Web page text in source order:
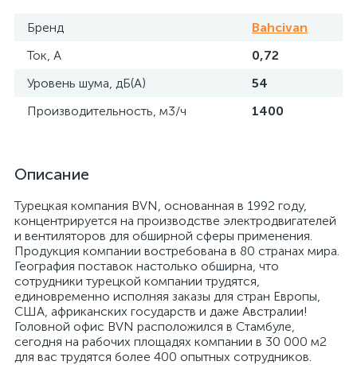
Бренд
Bahcivan
Ток, А
0,72
Уровень шума, дБ(А)
54
Производительность, м3/ч
1400
Описание
Турецкая компания BVN, основанная в 1992 году,
концентрируется на производстве электродвигателей
и вентиляторов для обширной сферы применения.
Продукция компании востребована в 80 странах мира.
География поставок настолько обширна, что
сотрудники турецкой компании трудятся,
единовременно исполняя заказы для стран Европы,
США, африканских государств и даже Австралии!
Головной офис BVN расположился в Стамбуле,
сегодня на рабочих площадях компании в 30 000 м2
для вас трудятся более 400 опытных сотрудников.